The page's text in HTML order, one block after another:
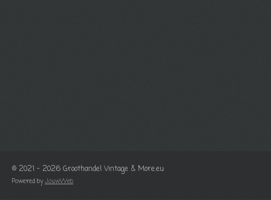
© 2021 - 2026 Groothandel Vintage & More.eu
Powered byJouwWeb